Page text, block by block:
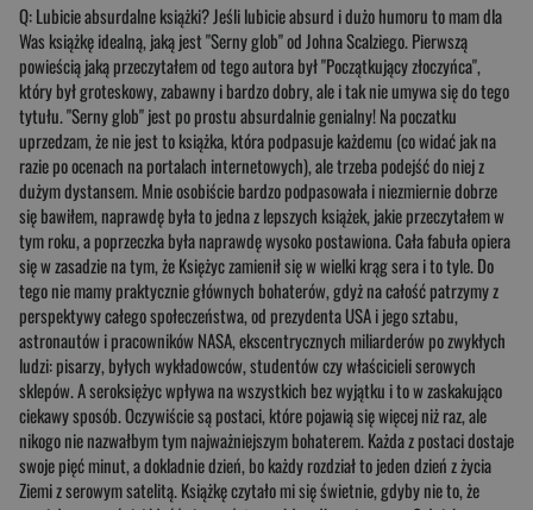
Q: Lubicie absurdalne książki? Jeśli lubicie absurd i dużo humoru to mam dla
Was książkę idealną, jaką jest "Serny glob" od Johna Scalziego. Pierwszą
powieścią jaką przeczytałem od tego autora był "Początkujący złoczyńca",
który był groteskowy, zabawny i bardzo dobry, ale i tak nie umywa się do tego
tytułu. "Serny glob" jest po prostu absurdalnie genialny! Na poczatku
uprzedzam, że nie jest to książka, która podpasuje każdemu (co widać jak na
razie po ocenach na portalach internetowych), ale trzeba podejść do niej z
dużym dystansem. Mnie osobiście bardzo podpasowała i niezmiernie dobrze
się bawiłem, naprawdę była to jedna z lepszych książek, jakie przeczytałem w
tym roku, a poprzeczka była naprawdę wysoko postawiona. Cała fabuła opiera
się w zasadzie na tym, że Księżyc zamienił się w wielki krąg sera i to tyle. Do
tego nie mamy praktycznie głównych bohaterów, gdyż na całość patrzymy z
perspektywy całego społeczeństwa, od prezydenta USA i jego sztabu,
astronautów i pracowników NASA, ekscentrycznych miliarderów po zwykłych
ludzi: pisarzy, byłych wykładowców, studentów czy właścicieli serowych
sklepów. A seroksiężyc wpływa na wszystkich bez wyjątku i to w zaskakująco
ciekawy sposób. Oczywiście są postaci, które pojawią się więcej niż raz, ale
nikogo nie nazwałbym tym najważniejszym bohaterem. Każda z postaci dostaje
swoje pięć minut, a dokladnie dzień, bo każdy rozdział to jeden dzień z życia
Ziemi z serowym satelitą. Książkę czytało mi się świetnie, gdyby nie to, że